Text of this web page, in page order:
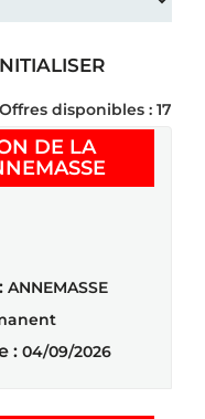
Offres disponibles : 17
DE LA
ANNEMASSE
: 04/09/2026